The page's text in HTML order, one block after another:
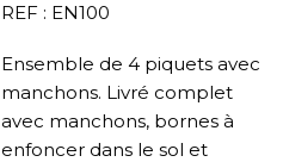
REF : EN100
Ensemble de 4 piquets avec
manchons. Livré complet
avec manchons, bornes à
enfoncer dans le sol et